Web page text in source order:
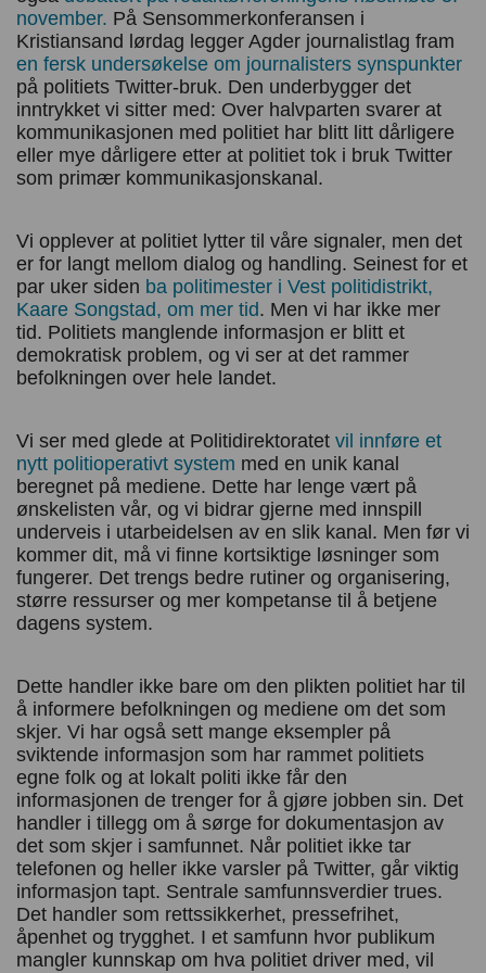
november. På Sensommerkonferansen i
Kristiansand lørdag legger Agder journalistlag fram
en fersk undersøkelse om journalisters synspunkter
på politiets Twitter-bruk. Den underbygger det
inntrykket vi sitter med: Over halvparten svarer at
kommunikasjonen med politiet har blitt litt dårligere
eller mye dårligere etter at politiet tok i bruk Twitter
som primær kommunikasjonskanal.
Vi opplever at politiet lytter til våre signaler, men det
er for langt mellom dialog og handling. Seinest for et
par uker siden ba politimester i Vest politidistrikt,
Kaare Songstad, om mer tid. Men vi har ikke mer
tid. Politiets manglende informasjon er blitt et
demokratisk problem, og vi ser at det rammer
befolkningen over hele landet.
Vi ser med glede at Politidirektoratet vil innføre et
nytt politioperativt system med en unik kanal
beregnet på mediene. Dette har lenge vært på
ønskelisten vår, og vi bidrar gjerne med innspill
underveis i utarbeidelsen av en slik kanal. Men før vi
kommer dit, må vi finne kortsiktige løsninger som
fungerer. Det trengs bedre rutiner og organisering,
større ressurser og mer kompetanse til å betjene
dagens system.
Dette handler ikke bare om den plikten politiet har til
å informere befolkningen og mediene om det som
skjer. Vi har også sett mange eksempler på
sviktende informasjon som har rammet politiets
egne folk og at lokalt politi ikke får den
informasjonen de trenger for å gjøre jobben sin. Det
handler i tillegg om å sørge for dokumentasjon av
det som skjer i samfunnet. Når politiet ikke tar
telefonen og heller ikke varsler på Twitter, går viktig
informasjon tapt. Sentrale samfunnsverdier trues.
Det handler som rettssikkerhet, pressefrihet,
åpenhet og trygghet. I et samfunn hvor publikum
mangler kunnskap om hva politiet driver med, vil